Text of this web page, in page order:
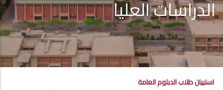
الدراسات العليا
استبيان طلاب الدبلوم العامة